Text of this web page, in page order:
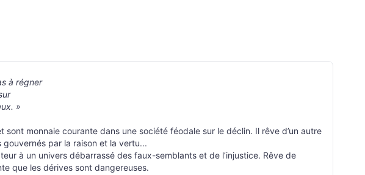
à régner
»
monnaie courante dans une société féodale sur le déclin. Il rêve d’un autre
par la raison et la vertu...
à un univers débarrassé des faux-semblants et de l’injustice. Rêve de
que les dérives sont dangereuses.